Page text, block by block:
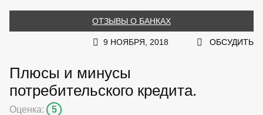
ОТЗЫВЫ О БАНКАХ
9 НОЯБРЯ, 2018 ОБСУДИТЬ
Плюсы и минусы
потребительского кредита.
Оценка: 5